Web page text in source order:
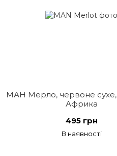
МАН Мерло, червоне сухе,
Африка
495 грн
В наявності